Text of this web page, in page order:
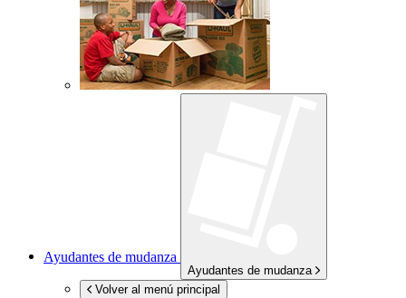
Ayudantes de mudanza
Ayudantes de mudanza
Volver al menú principal